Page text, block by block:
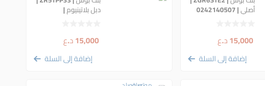
أصلي | 0242140507
15,000د.ع
إضافة إلى السلة
دبل بلاتينيوم |
15,000د.ع
إضافة إلى السلة